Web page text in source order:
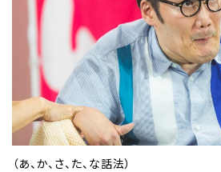
（あ、か、さ、た、な話法）